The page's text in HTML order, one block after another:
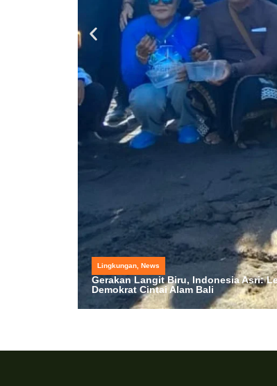
Lingkungan, News
Gerakan Langit Biru, Indonesia Asri:
Demokrat Cintai Alam Bali